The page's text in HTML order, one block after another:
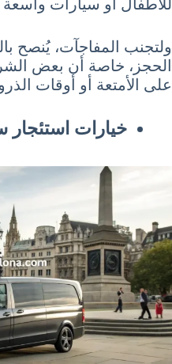
للأطفال أو سيارات
ولتجنب المفاجآت، يُنصح
الحجز، خاصة أن بعض
على الأمتعة أو أوقات
خيارات استئجار